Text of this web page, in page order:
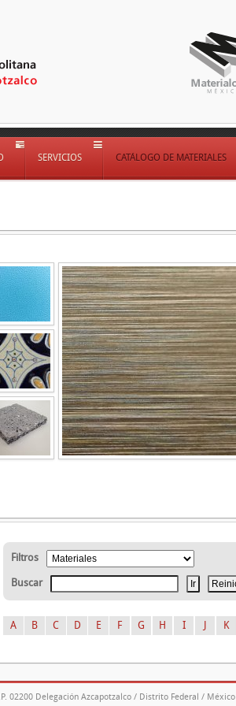
SERVICIOS CATÁLOGO DE MATERIALES
Filtros
Buscar
A B C D E F G H I K
02200 Delegación Azcapotzalco / Distrito Federal / México